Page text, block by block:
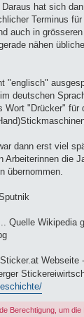
hat sich
Terminus für
auch in
nähen
"englisch"
deutschen
Wort "Drücker" für
dann erst viel
Arbeiterinnen die
übernommen.
Quelle Wikipedia
Webseite
Berechtigung, um